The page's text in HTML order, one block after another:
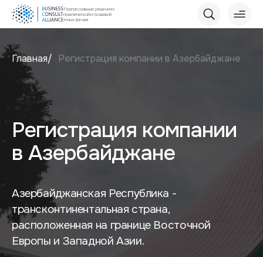
Прогрессивные решения с
практической и правовой
точки зрения
Главная Регистрация компании в Азербайджане
Регистрация компании
в Азербайджане
Азербайджанская Республика -
трансконтинентальная страна,
расположенная на границе Восточной
Европы и Западной Азии.